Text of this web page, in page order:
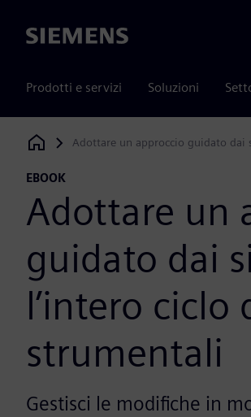
Siemens
Prodotti e servizi Soluzioni
Siemens Digital Industries Software
Adottare un approccio guidato dai
EBOOK
Adottare un
guidato dai
l’intero
strumentali
Gestisci le modifiche in